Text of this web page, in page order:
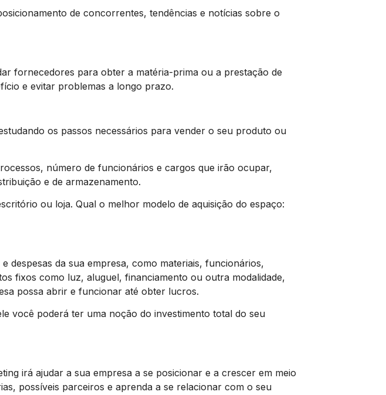
de concorrentes, tendências e notícias sobre o
fornecedores para obter a matéria-prima ou a prestação de
e evitar problemas a longo prazo.
os passos necessários para vender o seu produto ou
número de funcionários e cargos que irão ocupar,
e de armazenamento.
ou loja. Qual o melhor modelo de aquisição do espaço:
despesas da sua empresa, como materiais, funcionários,
fixos como luz, aluguel, financiamento ou outra modalidade,
possa abrir e funcionar até obter lucros.
você poderá ter uma noção do investimento total do seu
irá ajudar a sua empresa a se posicionar e a crescer em meio
possíveis parceiros e aprenda a se relacionar com o seu